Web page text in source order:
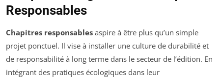
Responsables
Chapitres responsables aspire à être plus qu’un simple
projet ponctuel. Il vise à installer une culture de durabilité et
de responsabilité à long terme dans le secteur de l’édition. En
intégrant des pratiques écologiques dans leur